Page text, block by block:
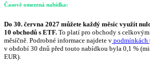
Časově omezená nabídka:
Do 30. června 2027 můžete každý měsíc využít
10 obchodů s ETF. To platí pro obchody s
měsíčně. Podrobné informace najdete v podmínkách
v období 30 dnů před touto nabídkou byla 0,1 %
EUR).